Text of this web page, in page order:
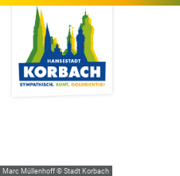
Marc Müllenhoff © Stadt Korbach